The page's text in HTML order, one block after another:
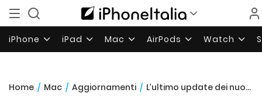
iPhone iPad Mac AirPods Watch
Home / Mac / Aggiornamenti / L’ultimo update dei nuovi iMac attiva il supporto 6 Gb/s SATA